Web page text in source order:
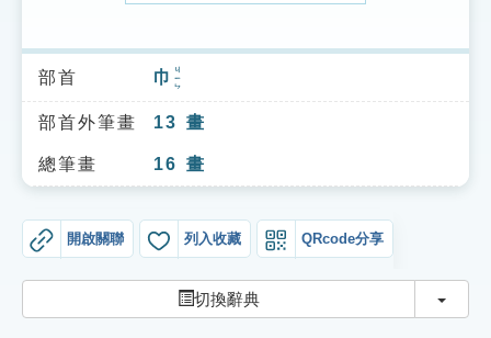
索引選單
知識索引
單字索引
遊戲專區
教學應用
部首 巾 ㄐㄧㄣ
部首外筆畫 13 畫
總筆畫 16 畫
開啟關聯 列入收藏 QRcode分享
切換辭典 切換